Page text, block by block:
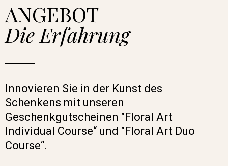
ANGEBOT
Die Erfahrung
Innovieren Sie in der Kunst des
Schenkens mit unseren
Geschenkgutscheinen "Floral Art
Individual Course“ und "Floral Art Duo
Course“.